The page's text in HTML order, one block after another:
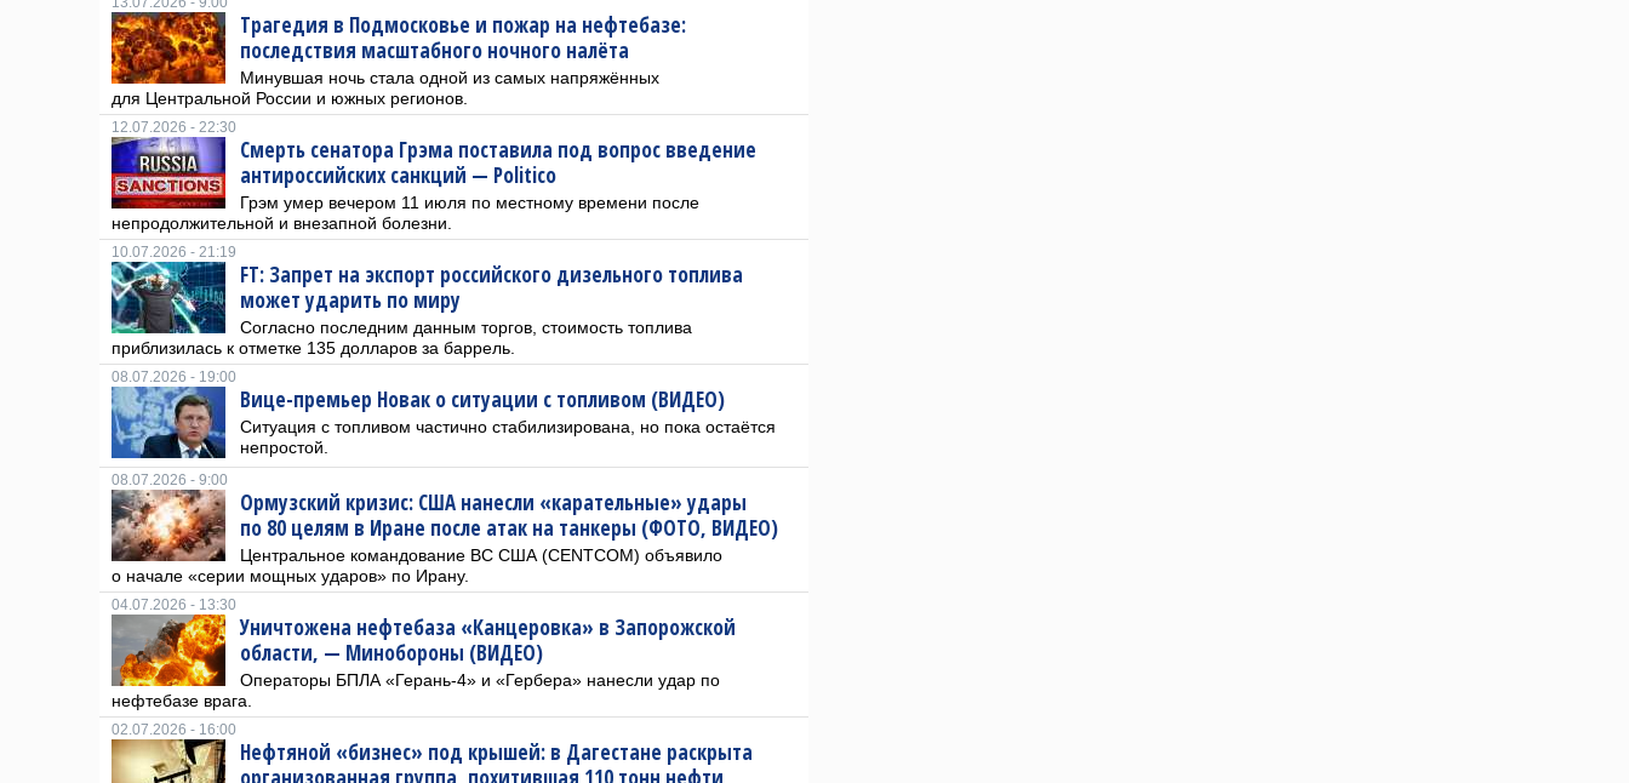
Трагедия в Подмосковье и пожар на нефтебазе:
последствия масштабного ночного налёта
Минувшая ночь стала одной из самых напряжённых
для Центральной России и южных регионов.
12.07.2026 - 22:30
Смерть сенатора Грэма поставила под вопрос введение
антироссийских санкций — Politico
Грэм умер вечером 11 июля по местному времени после
непродолжительной и внезапной болезни.
10.07.2026 - 21:19
FT: Запрет на экспорт российского дизельного топлива
может ударить по миру
Согласно последним данным торгов, стоимость топлива
приблизилась к отметке 135 долларов за баррель.
08.07.2026 - 19:00
Вице-премьер Новак о ситуации с топливом (ВИДЕО)
Ситуация с топливом частично стабилизирована, но пока остаётся
непростой.
08.07.2026 - 9:00
Ормузский кризис: США нанесли «карательные» удары
по 80 целям в Иране после атак на танкеры (ФОТО, ВИДЕО)
Центральное командование ВС США (CENTCOM) объявило
о начале «серии мощных ударов» по Ирану.
04.07.2026 - 13:30
Уничтожена нефтебаза «Канцеровка» в Запорожской
области, — Минобороны (ВИДЕО)
Операторы БПЛА «Герань-4» и «Гербера» нанесли удар по
нефтебазе врага.
02.07.2026 - 16:00
Нефтяной «бизнес» под крышей: в Дагестане раскрыта